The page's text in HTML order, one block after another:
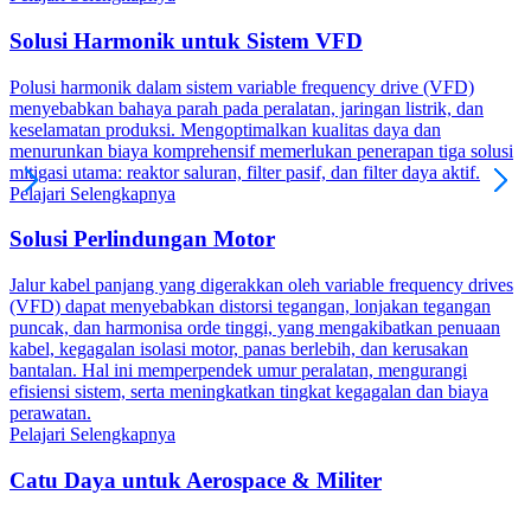
Solusi Harmonik untuk Sistem VFD
Polusi harmonik dalam sistem variable frequency drive (VFD)
menyebabkan bahaya parah pada peralatan, jaringan listrik, dan
keselamatan produksi. Mengoptimalkan kualitas daya dan
menurunkan biaya komprehensif memerlukan penerapan tiga solusi
mitigasi utama: reaktor saluran, filter pasif, dan filter daya aktif.
Pelajari Selengkapnya
Solusi Perlindungan Motor
Jalur kabel panjang yang digerakkan oleh variable frequency drives
(VFD) dapat menyebabkan distorsi tegangan, lonjakan tegangan
puncak, dan harmonisa orde tinggi, yang mengakibatkan penuaan
kabel, kegagalan isolasi motor, panas berlebih, dan kerusakan
bantalan. Hal ini memperpendek umur peralatan, mengurangi
efisiensi sistem, serta meningkatkan tingkat kegagalan dan biaya
perawatan.
Pelajari Selengkapnya
Catu Daya untuk Aerospace & Militer